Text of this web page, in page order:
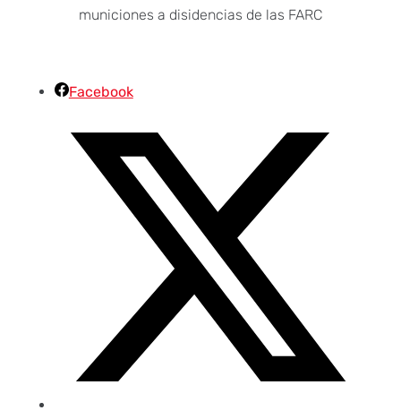
municiones a disidencias de las FARC
Facebook